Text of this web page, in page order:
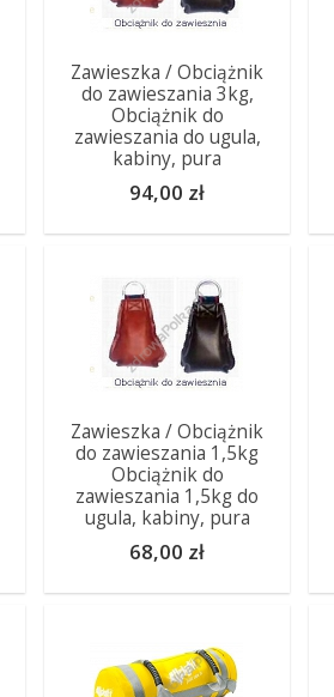
Zawieszka / Obciążnik
do zawieszania 3kg,
Obciążnik do
zawieszania do ugula,
kabiny, pura
94,00 zł
Zawieszka / Obciążnik
do zawieszania 1,5kg
Obciążnik do
zawieszania 1,5kg do
ugula, kabiny, pura
68,00 zł